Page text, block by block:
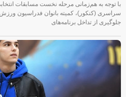
با توجه به هم‌زمانی مرحله نخست مسابقات
سراسری (کنکور)، کمیته بانوان فدراسیون
جلوگیری از تداخل برنامه‌های